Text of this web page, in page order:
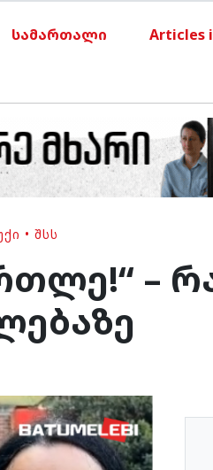
სამართალი Articles
• ᲨᲡᲡ
–